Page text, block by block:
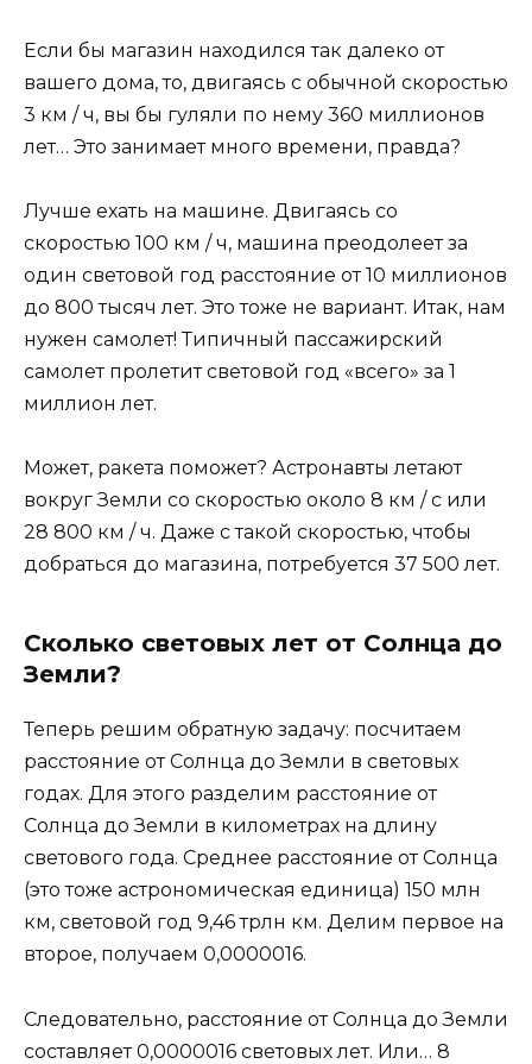
Если бы магазин находился так далеко от
вашего дома, то, двигаясь с обычной скоростью
3 км / ч, вы бы гуляли по нему 360 миллионов
лет… Это занимает много времени, правда?
Лучше ехать на машине. Двигаясь со
скоростью 100 км / ч, машина преодолеет за
один световой год расстояние от 10 миллионов
до 800 тысяч лет. Это тоже не вариант. Итак, нам
нужен самолет! Типичный пассажирский
самолет пролетит световой год «всего» за 1
миллион лет.
Может, ракета поможет? Астронавты летают
вокруг Земли со скоростью около 8 км / с или
28 800 км / ч. Даже с такой скоростью, чтобы
добраться до магазина, потребуется 37 500 лет.
Сколько световых лет от Солнца до
Земли?
Теперь решим обратную задачу: посчитаем
расстояние от Солнца до Земли в световых
годах. Для этого разделим расстояние от
Солнца до Земли в километрах на длину
светового года. Среднее расстояние от Солнца
(это тоже астрономическая единица) 150 млн
км, световой год 9,46 трлн км. Делим первое на
второе, получаем 0,0000016.
Следовательно, расстояние от Солнца до Земли
составляет 0,0000016 световых лет. Или… 8